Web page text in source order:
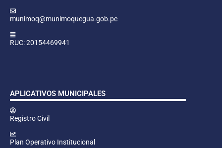
munimoq@munimoquegua.gob.pe
RUC: 20154469941
APLICATIVOS MUNICIPALES
Registro Civil
Plan Operativo Institucional